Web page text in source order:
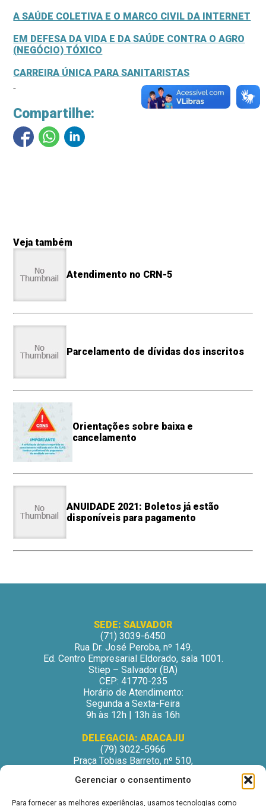
Gerenciar o consentimento
Para fornecer as melhores experiências, usamos tecnologias como
A SAÚDE COLETIVA E O MARCO CIVIL DA INTERNET
EM DEFESA DA VIDA E DA SAÚDE CONTRA O AGRO
(NEGÓCIO) TÓXICO
CARREIRA ÚNICA PARA SANITARISTAS
Compartilhe:
Veja também
Atendimento no CRN-5
Parcelamento de dívidas dos inscritos
Orientações sobre baixa e
cancelamento
ANUIDADE 2021: Boletos já estão
disponíveis para pagamento
SEDE: SALVADOR
(71) 3039-6450
Rua Dr. José Peroba, nº 149.
Ed. Centro Empresarial Eldorado, sala 1001.
Stiep – Salvador (BA)
CEP: 41770-235
Horário de Atendimento:
Segunda a Sexta-Feira
9h às 12h | 13h às 16h
DELEGACIA: ARACAJU
(79) 3022-5966
Praça Tobias Barreto, nº 510,
São José – Aracaju/SE